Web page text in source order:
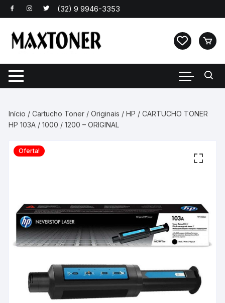
Pular
para
conteúdo
Início /Cartucho Toner /Originais /HP / CARTUCHO TONER
HP 103A / 1000 / 1200 – ORIGINAL
Oferta!